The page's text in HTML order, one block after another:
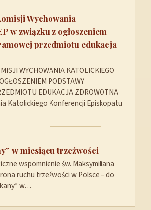
Wychowania
w związku z ogłoszeniem
przedmiotu edukacja
WYCHOWANIA KATOLICKIEGO
PODSTAWY
EDUKACJA ZDROWOTNA
Katolickiego Konferencji Episkopatu
w miesiącu trzeźwości
wspomnienie św. Maksymiliana
ruchu trzeźwości w Polsce – do
w…